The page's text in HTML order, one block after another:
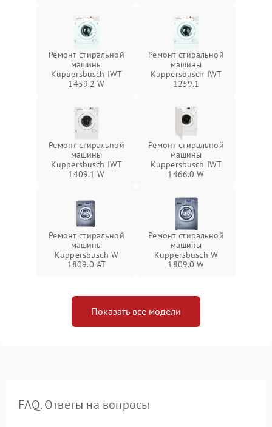
Ремонт стиральной
машины
Kuppersbusch IWT
1459.2 W
Ремонт стиральной
машины
Kuppersbusch IWT
1259.1
Ремонт стиральной
машины
Kuppersbusch IWT
1409.1 W
Ремонт стиральной
машины
Kuppersbusch IWT
1466.0 W
Ремонт стиральной
машины
Kuppersbusch W
1809.0 AT
Ремонт стиральной
машины
Kuppersbusch W
1809.0 W
Показать все модели
FAQ. Ответы на вопросы